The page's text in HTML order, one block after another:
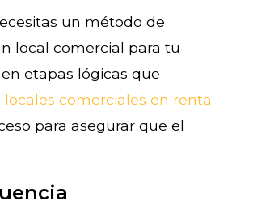
un método de
local comercial para tu
etapas lógicas que
locales comerciales en renta
para asegurar que el